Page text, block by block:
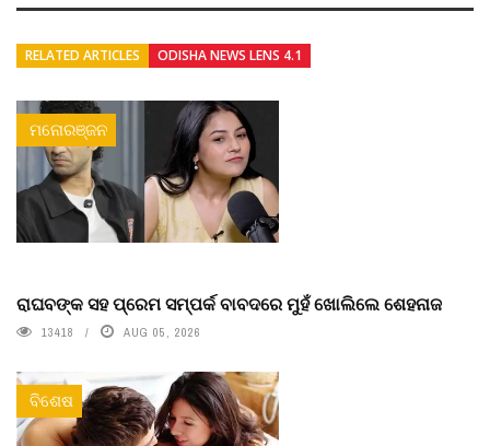
RELATED ARTICLES ODISHA NEWS LENS 4.1
ମନୋରଞ୍ଜନ
ରାଘବଙ୍କ ସହ ପ୍ରେମ ସମ୍ପର୍କ ବାବଦରେ ମୁହଁ ଖୋଲିଲେ ଶେହନାଜ
13418 AUG 05, 2026
ବିଶେଷ